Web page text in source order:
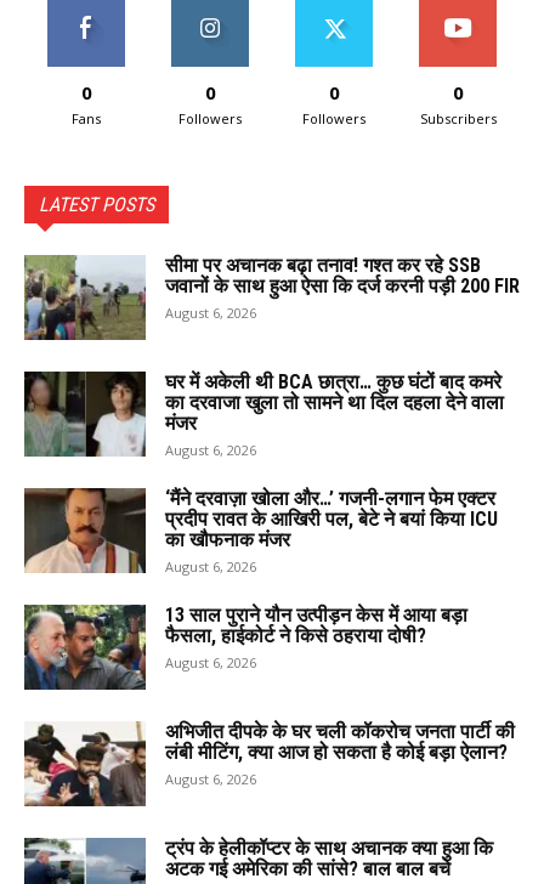
0
Fans
0
Followers
0
Followers
0
Subscribers
LATEST POSTS
सीमा पर अचानक बढ़ा तनाव! गश्त कर रहे SSB
जवानों के साथ हुआ ऐसा कि दर्ज करनी पड़ी 200 FIR
August 6, 2026
घर में अकेली थी BCA छात्रा… कुछ घंटों बाद कमरे
का दरवाजा खुला तो सामने था दिल दहला देने वाला
मंजर
August 6, 2026
‘मैंने दरवाज़ा खोला और…’ गजनी-लगान फेम एक्टर
प्रदीप रावत के आखिरी पल, बेटे ने बयां किया ICU
का खौफनाक मंजर
August 6, 2026
13 साल पुराने यौन उत्पीड़न केस में आया बड़ा
फैसला, हाईकोर्ट ने किसे ठहराया दोषी?
August 6, 2026
अभिजीत दीपके के घर चली कॉकरोच जनता पार्टी की
लंबी मीटिंग, क्या आज हो सकता है कोई बड़ा ऐलान?
August 6, 2026
ट्रंप के हेलीकॉप्टर के साथ अचानक क्या हुआ कि
अटक गई अमेरिका की सांसे? बाल बाल बचे